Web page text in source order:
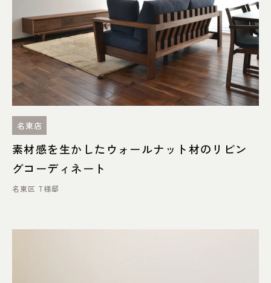
名東店
素材感を生かしたウォールナット材のリビン
グコーディネート
名東区 T様邸